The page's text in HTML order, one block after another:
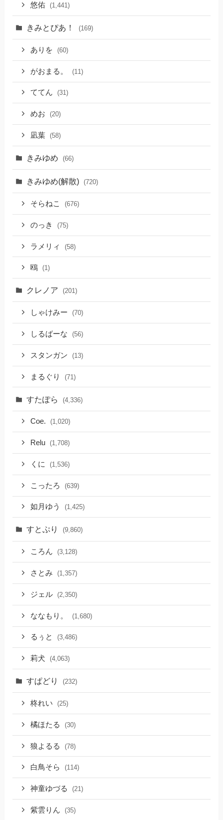
悠佑 (1,441)
きみとぴあ！ (169)
ありを (60)
がおまる。 (11)
ててん (31)
めお (20)
凪葉 (58)
きみゆめ (66)
きみゆめ(解散) (720)
そらねこ (676)
のっき (75)
ラメリィ (58)
鴎 (1)
クレノア (201)
しゃけみー (70)
しるばーな (56)
スタンガン (13)
まるぐり (71)
すたぽら (4,336)
Coe. (1,020)
Relu (1,708)
くに (1,536)
こったろ (639)
如月ゆう (1,425)
すとぷり (9,860)
ころん (3,128)
さとみ (1,357)
ジェル (2,350)
ななもり。 (1,680)
るぅと (3,486)
莉犬 (4,063)
すぱどり (232)
柊れい (25)
橘ほたる (30)
狼よるる (78)
白鳥そら (114)
神童ゆづる (21)
紫雲りん (35)